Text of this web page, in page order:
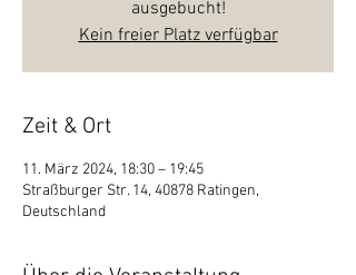
ausgebucht!
Kein freier Platz verfügbar
Zeit & Ort
11. März 2024, 18:30 – 19:45
Straßburger Str. 14, 40878 Ratingen,
Deutschland